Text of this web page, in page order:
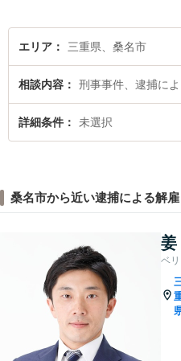
エリア 三重県、桑名市
相談内容 刑事事件、逮捕に
詳細条件 未選択
桑名市から近い逮捕による解
姜
ベ